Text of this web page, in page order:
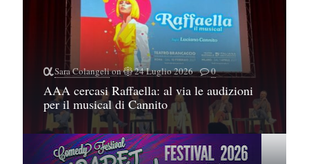
Sara Colangelion 24 Luglio 2026 0
AAA cercasi Raffaella: al via le audizioni
per il musical di Cannito